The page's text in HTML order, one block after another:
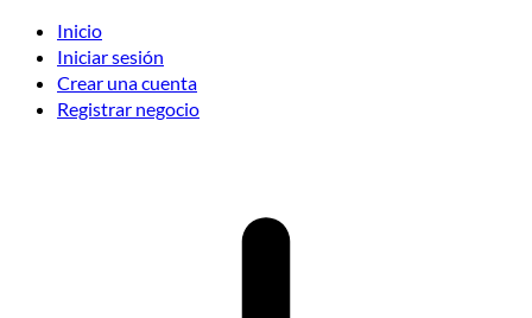
Inicio
Iniciar sesión
Crear una cuenta
Registrar negocio